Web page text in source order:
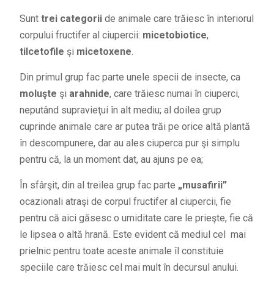
Sunt trei categoriide animale care trăiesc în interiorul
corpului fructifer al ciupercii: micetobiotice,
tilcetofile şi micetoxene.
Din primul grup fac parte unele specii de insecte, ca
moluşte şi arahnide, care trăiesc numai în ciuperci,
neputând supravieţui în alt mediu; al doilea grup
cuprinde animale care ar putea trăi pe orice altă plantă
în descompunere, dar au ales ciuperca pur şi simplu
pentru că, la un moment dat, au ajuns pe ea;
În sfârşit, din al treilea grup fac parte „musafirii”
ocazionali atraşi de corpul fructifer al ciupercii, fie
pentru că aici găsesc o umiditate care le prieşte, fie că
le lipsea o altă hrană. Este evident că mediul cel mai
prielnic pentru toate aceste animale îl constituie
speciile care trăiesc cel mai mult în decursul anului.